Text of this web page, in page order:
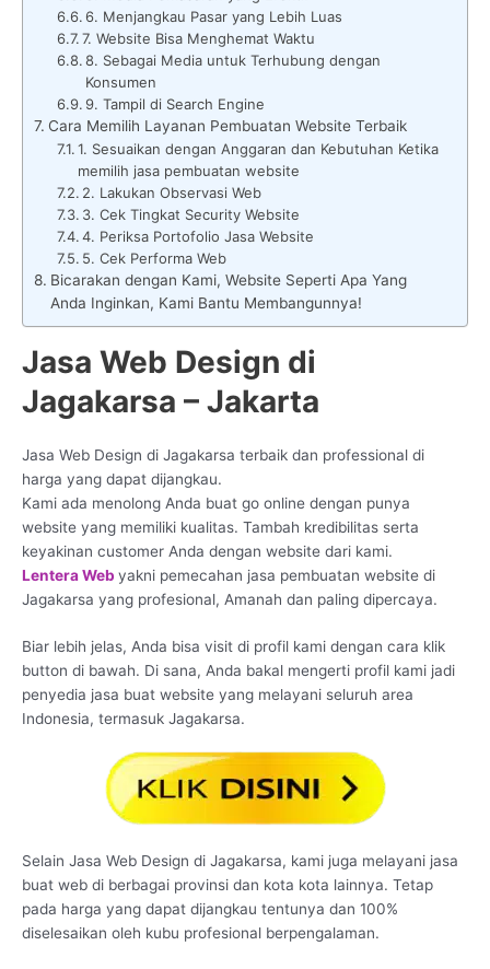
6. Menjangkau Pasar yang Lebih Luas
7. Website Bisa Menghemat Waktu
8. Sebagai Media untuk Terhubung dengan
Konsumen
9. Tampil di Search Engine
Cara Memilih Layanan Pembuatan Website Terbaik
1. Sesuaikan dengan Anggaran dan Kebutuhan Ketika
memilih jasa pembuatan website
2. Lakukan Observasi Web
3. Cek Tingkat Security Website
4. Periksa Portofolio Jasa Website
5. Cek Performa Web
Bicarakan dengan Kami, Website Seperti Apa Yang
Anda Inginkan, Kami Bantu Membangunnya!
Jasa Web Design di
Jagakarsa – Jakarta
Jasa Web Design di Jagakarsa terbaik dan professional di
harga yang dapat dijangkau.
Kami ada menolong Anda buat go online dengan punya
website yang memiliki kualitas. Tambah kredibilitas serta
keyakinan customer Anda dengan website dari kami.
Lentera Web yakni pemecahan jasa pembuatan website di
Jagakarsa yang profesional, Amanah dan paling dipercaya.
Biar lebih jelas, Anda bisa visit di profil kami dengan cara klik
button di bawah. Di sana, Anda bakal mengerti profil kami jadi
penyedia jasa buat website yang melayani seluruh area
Indonesia, termasuk Jagakarsa.
Selain Jasa Web Design di Jagakarsa, kami juga melayani jasa
buat web di berbagai provinsi dan kota kota lainnya. Tetap
pada harga yang dapat dijangkau tentunya dan 100%
diselesaikan oleh kubu profesional berpengalaman.